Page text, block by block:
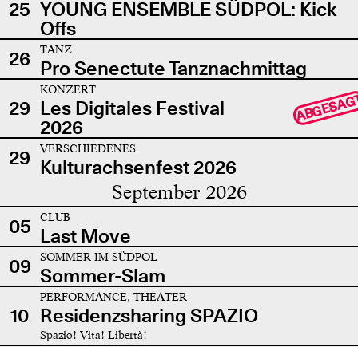
25 YOUNG ENSEMBLE SÜDPOL: Kick
Offs
26
TANZ
Pro Senectute Tanznachmittag
29
KONZERT
Les Digitales Festival
2026
29 VERSCHIEDENES
Kulturachsenfest 2026
September 2026
05 CLUB
Last Move
09
SOMMER IM SÜDPOL
Sommer-Slam
10
PERFORMANCE, THEATER
Residenzsharing SPAZIO
Spazio! Vita! Libertà!